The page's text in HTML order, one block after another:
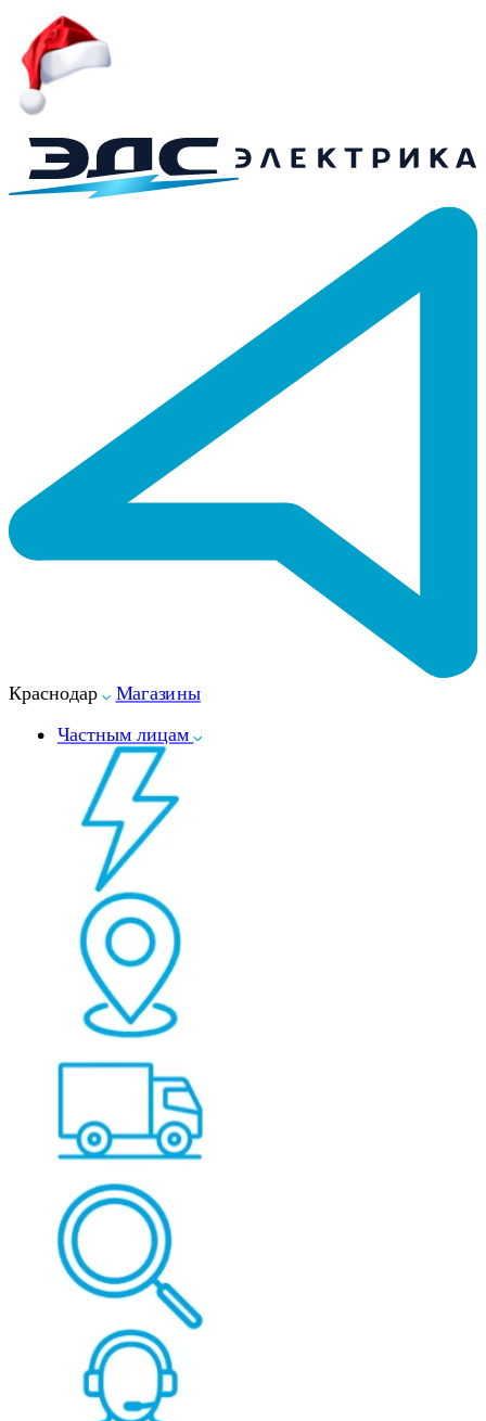
Краснодар
Магазины
Частным лицам